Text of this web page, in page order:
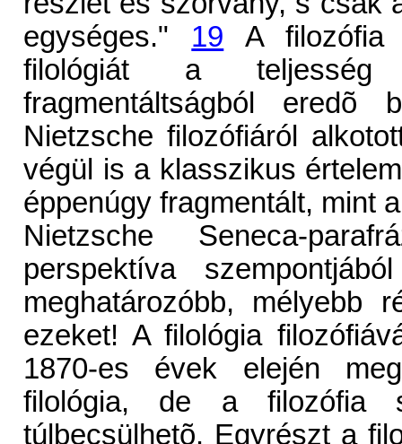
egységes." 19 A filozófia
filológiát a teljesség
fragmentáltságból eredõ
Nietzsche filozófiáról
végül is a klasszikus
éppenúgy fragmentált, mint
Nietzsche Seneca-
perspektíva
meghatározóbb, mélyebb
ezeket! A filológia
1870-es évek elején
filológia, de a filozófia
túlbecsülhetõ. Egyrészt a